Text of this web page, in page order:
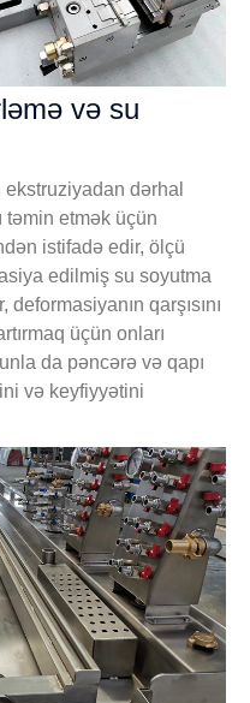
və su
dərhal
təmin etmək üçün
istifadə edir, ölçü
edilmiş su soyutma
qarşısını
üçün onları
da pəncərə və qapı
və keyfiyyətini